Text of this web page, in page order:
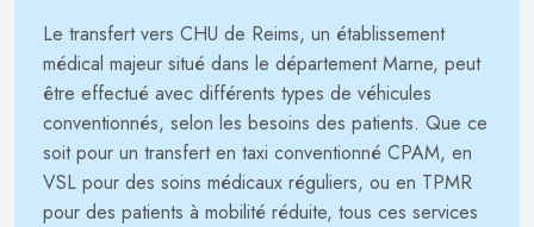
Le transfert vers CHU de Reims, un établissement
médical majeur situé dans le département Marne, peut
être effectué avec différents types de véhicules
conventionnés, selon les besoins des patients. Que ce
soit pour un transfert en taxi conventionné CPAM, en
VSL pour des soins médicaux réguliers, ou en TPMR
pour des patients à mobilité réduite, tous ces services